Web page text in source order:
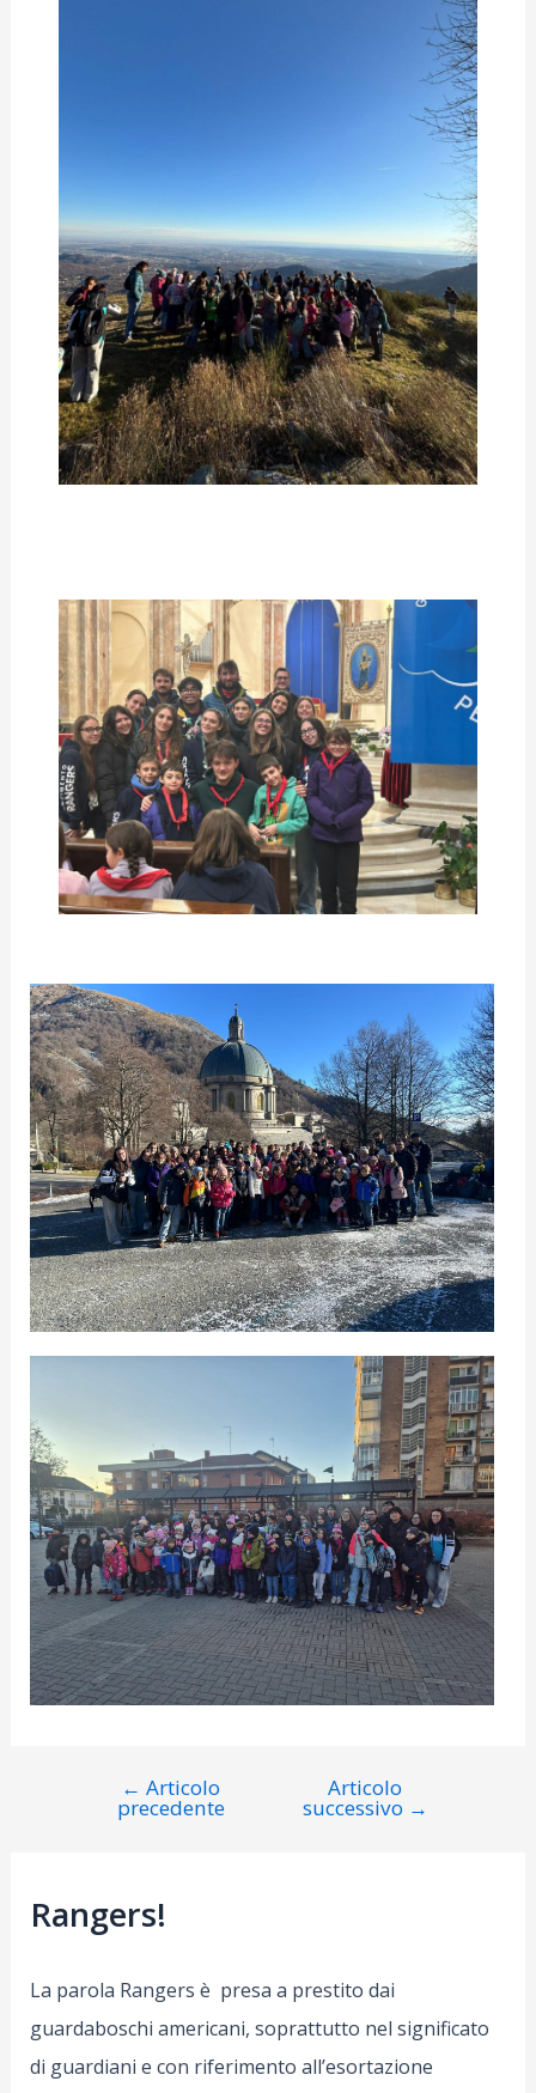
Navigazione
articoli
← Articolo
precedente
Articolo
successivo →
Rangers!
La parola Rangers è presa a prestito dai
guardaboschi americani, soprattutto nel significato
di guardiani e con riferimento all’esortazione